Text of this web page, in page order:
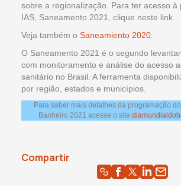
sobre a regionalização. Para ter acesso à
IAS, Saneamento 2021, clique neste link.
Veja também o Saneamiento 2020.
O Saneamento 2021 é o segundo
com monitoramento e análise do acesso
sanitário no Brasil. A ferramenta
por região, estados e municípios.
Para saber mais detalhes da programação
Banheiro 2021 acesse o site
Compartir